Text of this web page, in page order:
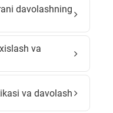
davolashning
va
va davolash